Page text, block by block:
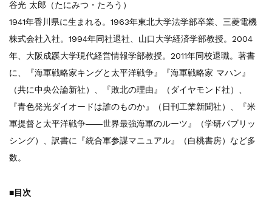
谷光 太郎（たにみつ・たろう）
1941年香川県に生まれる。1963年東北大学法学部卒業、三菱電機
株式会社入社。1994年同社退社、山口大学経済学部教授。2004
年、大阪成蹊大学現代経営情報学部教授。2011年同校退職。著書
に、『海軍戦略家キングと太平洋戦争』『海軍戦略家 マハン』
（共に中央公論新社）、『敗北の理由』（ダイヤモンド社）、
『青色発光ダイオードは誰のものか』（日刊工業新聞社）、『米
軍提督と太平洋戦争――世界最強海軍のルーツ』（学研パブリッ
シング）、訳書に『統合軍参謀マニュアル』（白桃書房）など多
数。
■目次